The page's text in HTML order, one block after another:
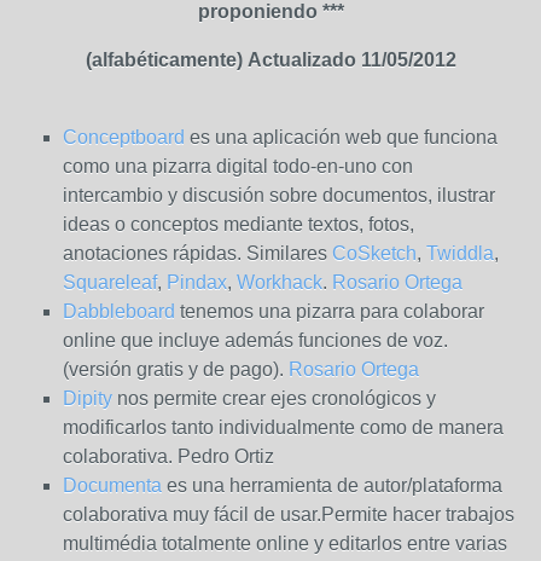
proponiendo ***
(alfabéticamente) Actualizado 11/05/2012
Conceptboard es una aplicación web que funciona
como una pizarra digital todo-en-uno con
intercambio y discusión sobre documentos, ilustrar
ideas o conceptos mediante textos, fotos,
anotaciones rápidas. Similares CoSketch, Twiddla,
Squareleaf, Pindax, Workhack. Rosario Ortega
Dabbleboard tenemos una pizarra para colaborar
online que incluye además funciones de voz.
(versión gratis y de pago). Rosario Ortega
Dipity nos permite crear ejes cronológicos y
modificarlos tanto individualmente como de manera
colaborativa. Pedro Ortiz
Documenta es una herramienta de autor/plataforma
colaborativa muy fácil de usar.Permite hacer trabajos
multimédia totalmente online y editarlos entre varias